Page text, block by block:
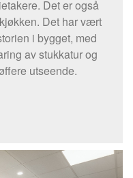
Det er også
Det har vært
i bygget, med
av stukkatur og
utseende.